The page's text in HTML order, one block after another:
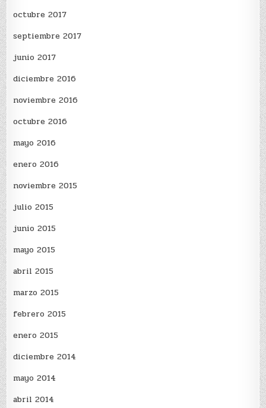
octubre 2017
septiembre 2017
junio 2017
diciembre 2016
noviembre 2016
octubre 2016
mayo 2016
enero 2016
noviembre 2015
julio 2015
junio 2015
mayo 2015
abril 2015
marzo 2015
febrero 2015
enero 2015
diciembre 2014
mayo 2014
abril 2014